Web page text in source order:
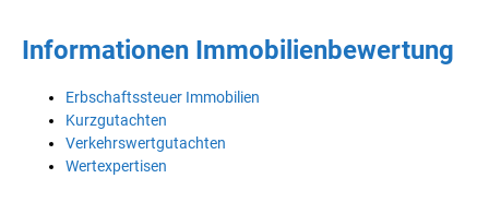
Informationen Immobilienbewertung
Erbschaftssteuer Immobilien
Kurzgutachten
Verkehrswertgutachten
Wertexpertisen